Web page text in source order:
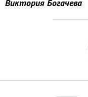
Виктория Богачева